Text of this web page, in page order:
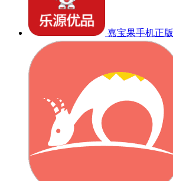
嘉宝果手机正版